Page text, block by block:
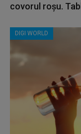
covorul roșu.
DIGI WORLD